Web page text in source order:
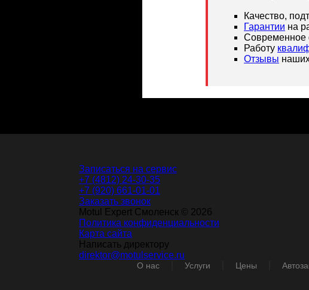
Качество,
Гарантии на
Современное
Работу
Отзывы
Записаться на сервис
+7 (4812) 24-30-35
+7 (920) 661-01-01
Заказать звонок
Motul Expert Смоленск © 2026
Политика конфиденциальности
Карта сайта
Написать директору
direktor@motulservice.ru
О нас Услуги Цены